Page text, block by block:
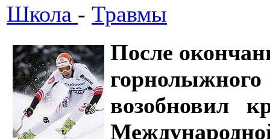
Школа - Травмы
После
возобновил